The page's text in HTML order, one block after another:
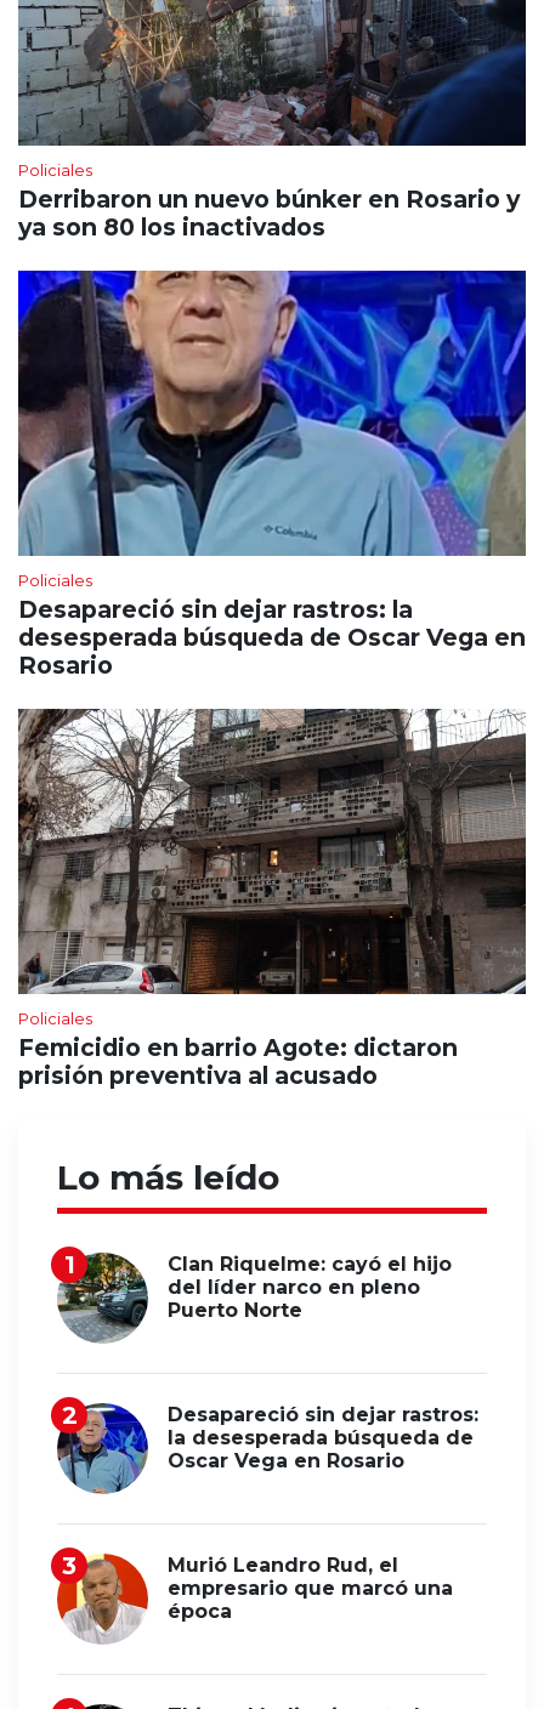
Policiales
Derribaron un nuevo búnker en Rosario y
ya son 80 los inactivados
Policiales
Desapareció sin dejar rastros: la
desesperada búsqueda de Oscar Vega en
Rosario
Policiales
Femicidio en barrio Agote: dictaron
prisión preventiva al acusado
Lo más leído
Clan Riquelme: cayó el hijo
del líder narco en pleno
Puerto Norte
Desapareció sin dejar rastros:
la desesperada búsqueda de
Oscar Vega en Rosario
Murió Leandro Rud, el
empresario que marcó una
época